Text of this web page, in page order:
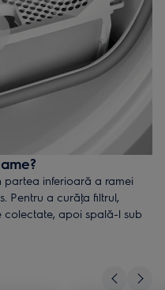
partea inferioară a ramei
Pentru a curăţa filtrul,
apoi spală-l sub
și interiorul fantei!